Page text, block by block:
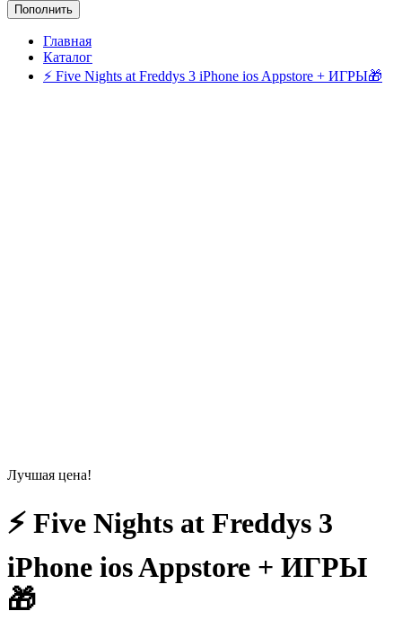
Пополнить
Главная
Каталог
⚡ Five Nights at Freddys 3 iPhone ios Appstore + ИГРЫ🎁
Лучшая цена!
⚡ Five Nights at Freddys 3
iPhone ios Appstore + ИГРЫ
🎁